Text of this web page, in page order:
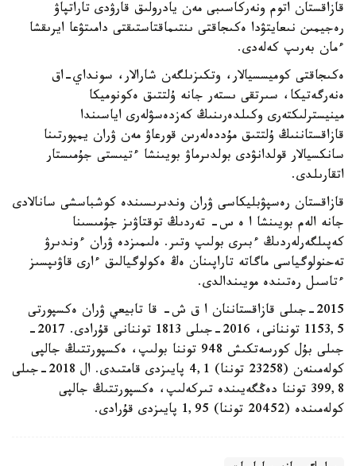
قازاقستان اتوم ونەركاسىبى مەن يادرولىق قارۋدى تاراتپاۋ
رەجيمىن نىعايتۋدا ەكىجاقتى ىنتىماقتاستىقتى دامىتۋعا ايرىقشا
ءمان بەرىپ كەلەدى.
ەكىجاقتى كوميسسيالار، وتكىزىلگەن شارالار، سونداي-اق
ەنەرگەتيكا، سىرتقى ىستەر جانە ۇلتتىق ەكونوميكا
مينيسترلىكتەرى وكىلدەرىنىڭ كەزدەسۋلەرى اياسىندا
قازاقستاننىڭ ۇلتتىق مۇددەلەرىن قورعاۋ مەن ۋران يمپورتىنا
سانكسيالار قولدانۋدى بولدىرماۋ بويىنشا ءتيىستى جۇمىستار
اتقارىلدى.
قازاقستان رەسپۋبليكاسى ۋران وندىرىسىندە كوشباسشى سانالادى
جانە الەم بويىنشا ا ە س- تەردىڭ توقتاۋىز جۇمىسىنا
كەپىلگەرلەردىڭ ءبىرى بولىپ وتىر. ەلىمىزدە ۋران ءوندىرۋ
تەحنولوگياسى ماگاتە تاراپىنان ەڭ ەكولوگيالىق ءارى قاۋىپسىز
ءتاسىل رەتىندە مويىندالدى.
2015-جىلى قازاقستاننان ا ق ش- قا تابيعي ۋران ەكسپورتى
1153,5 توننانى، 2016-جىلى 1813 توننانى قۇرادى. 2017-
جىلى بۇل كورسەتكىش 948 توننا بولىپ، ەكسپورتتىڭ جالپى
كولەمىنەن (23258 توننا) 4,1 پايىزدى قامتىدى. ال 2018-جىلى
399,8 توننا دەڭگەيىندە تىركەلىپ، ەكسپورتتىڭ جالپى
كولەمىندە (20452 توننا) 1,95 پايىزدى قۇرادى.